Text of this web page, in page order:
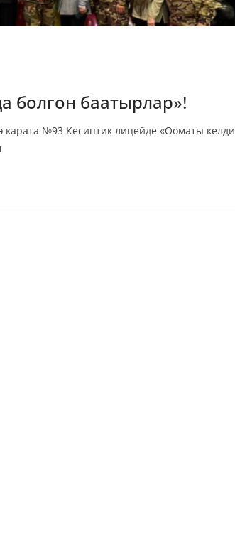
болгон баатырлар»!
№93 Кесиптик лицейде «Ооматы келди